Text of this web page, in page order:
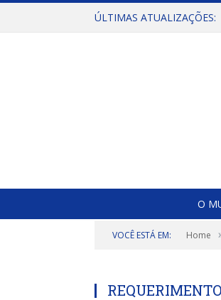
ÚLTIMAS ATUALIZAÇÕES:
O
VOCÊ ESTÁ EM: Home